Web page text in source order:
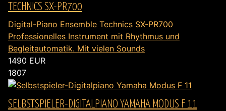
TECHNICS SX-PR700
Digital-Piano Ensemble Technics SX-PR700
Professionelles Instrument mit Rhythmus und
Begleitautomatik. Mit vielen Sounds
1490 EUR
1807
SELBSTSPIELER-DIGITALPIANO YAMAHA MODUS F 11